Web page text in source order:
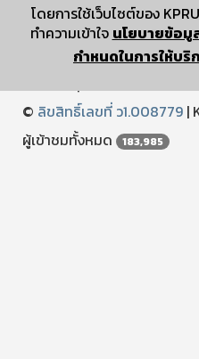
โดยการใช้เว็บไซต์ของ
ทำความเข้าใจ นโยบายข้อมู
กำหนดในการให้บริ
© ลิขสิทธิ์เลขที่ ว1.008779 |
ผู้เข้าชมทั้งหมด
183,985